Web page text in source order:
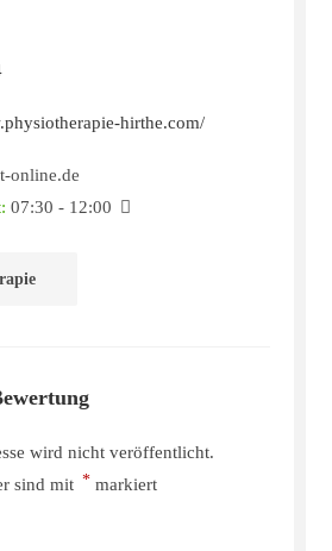
hirthe.com/
online.de
: 07:30 - 12:00
wird nicht veröffentlicht.
sind mit * markiert